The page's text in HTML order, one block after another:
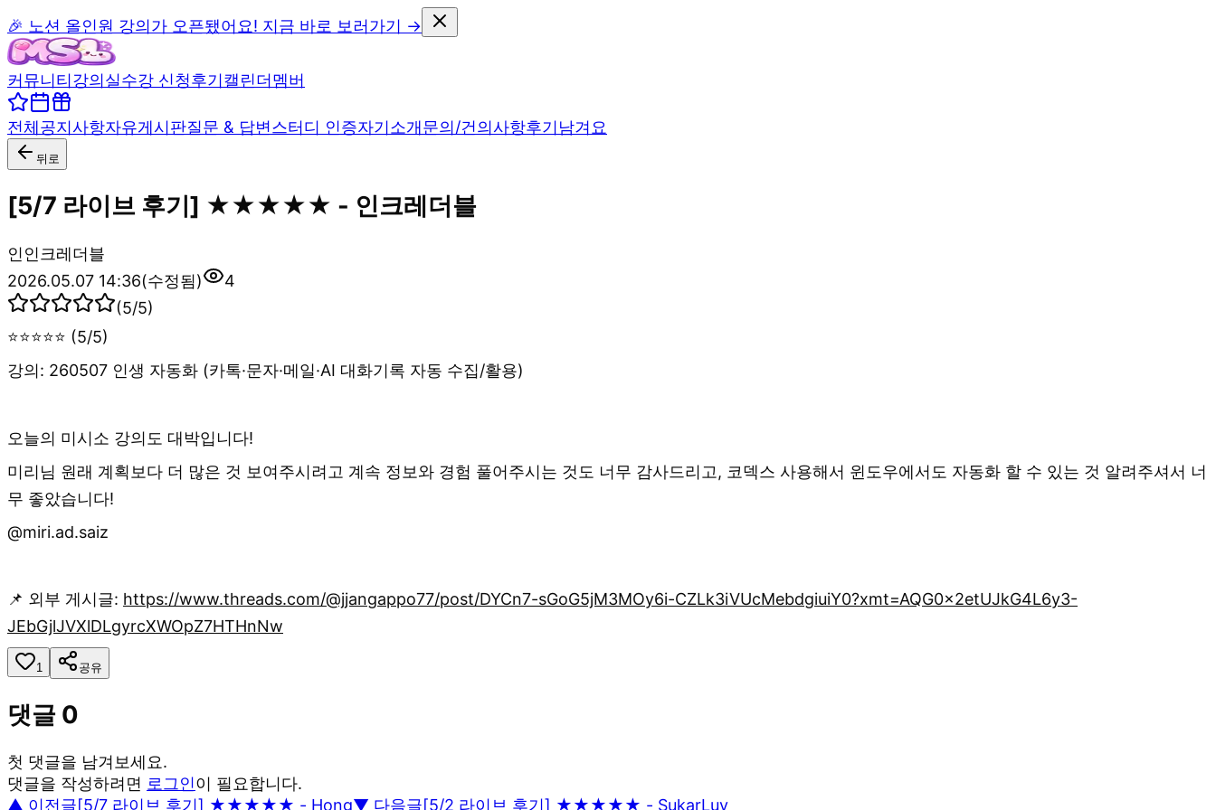
🎉 노션 올인원 강의가 오픈됐어요! 지금 바로 보러가기 →
커뮤니티강의실수강 신청후기캘린더멤버
전체공지사항자유게시판질문 & 답변스터디 인증자기소개문의/건의사항후기남겨요
뒤로
[5/7 라이브 후기] ★★★★★ - 인크레더블
인인크레더블
2026.05.07 14:36(수정됨)
4
(5/5)
⭐⭐⭐⭐⭐ (5/5)
강의: 260507 인생 자동화 (카톡·문자·메일·AI 대화기록 자동 수집/활용)
오늘의 미시소 강의도 대박입니다!
미리님 원래 계획보다 더 많은 것 보여주시려고 계속 정보와 경험 풀어주시는 것도 너무 감사드리고, 코덱스 사용해서 윈도우에서도 자동화 할 수 있는 것 알려주셔서 너
무 좋았습니다!
@miri.ad.saiz
📌 외부 게시글: https://www.threads.com/@jjangappo77/post/DYCn7-sGoG5jM3MOy6i-CZLk3iVUcMebdgiuiY0?xmt=AQG0x2etUJkG4L6y3-
JEbGjlJVXlDLgyrcXWOpZ7HTHnNw
1 공유
댓글 0
첫 댓글을 남겨보세요.
댓글을 작성하려면 로그인이 필요합니다.
▲ 이전글[5/7 라이브 후기] ★★★★★ - Hong▼ 다음글[5/2 라이브 후기] ★★★★★ - SukarLuv